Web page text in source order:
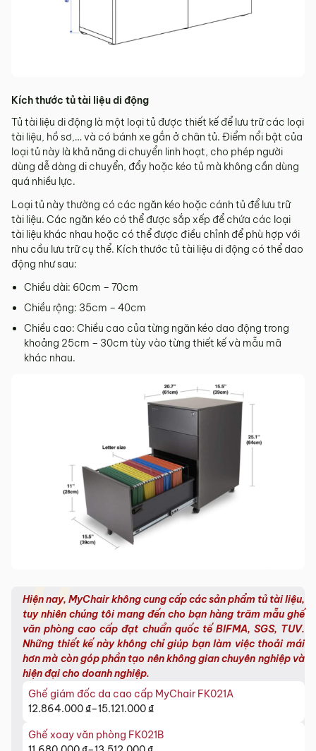
Kích thước tủ tài liệu di động
Tủ tài liệu di động là một loại tủ được thiết kế để lưu trữ các loại
tài liệu, hồ sơ,… và có bánh xe gắn ở chân tủ. Điểm nổi bật của
loại tủ này là khả năng di chuyển linh hoạt, cho phép người
dùng dễ dàng di chuyển, đẩy hoặc kéo tủ mà không cần dùng
quá nhiều lực.
Loại tủ này thường có các ngăn kéo hoặc cánh tủ để lưu trữ
tài liệu. Các ngăn kéo có thể được sắp xếp để chứa các loại
tài liệu khác nhau hoặc có thể được điều chỉnh để phù hợp với
nhu cầu lưu trữ cụ thể. Kích thước tủ tài liệu di động có thể dao
động như sau:
Chiều dài: 60cm – 70cm
Chiều rộng: 35cm – 40cm
Chiều cao: Chiều cao của từng ngăn kéo dao động trong
khoảng 25cm – 30cm tùy vào từng thiết kế và mẫu mã
khác nhau.
Hiện nay, MyChair không cung cấp các sản phẩm tủ tài liệu,
tuy nhiên chúng tôi mang đến cho bạn hàng trăm mẫu ghế
văn phòng cao cấp đạt chuẩn quốc tế BIFMA, SGS, TUV.
Những thiết kế này không chỉ giúp bạn làm việc thoải mái
hơn mà còn góp phần tạo nên không gian chuyên nghiệp và
hiện đại cho doanh nghiệp.
Ghế giám đốc da cao cấp MyChair FK021A
12.864.000₫–15.121.000₫
Khoảng
giá:
từ
Ghế xoay văn phòng FK021B